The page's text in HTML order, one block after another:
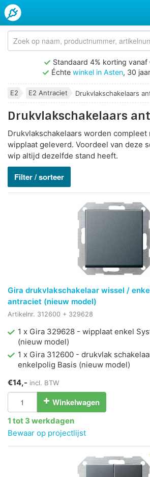
Standaard 4% korting vanaf
Échte winkel in Asten, 30
E2 E2 Antraciet Drukvlakschakelaars
Drukvlakschakelaars
Drukvlakschakelaars worden compleet
wipplaat geleverd. Voordeel van deze
wip altijd dezelfde stand heeft.
Filter / sorteer
Gira drukvlakschakelaar wissel /
antraciet (nieuw model)
Artikelnr. 312600 + 329628
1 x Gira 329628 - wipplaat enkel
(nieuw model)
1 x Gira 312600 - drukvlak
enkelpolig Basis (nieuw model)
€14,- incl. BTW
Winkelwagen
1 tot 3 werkdagen
Bewaar op projectlijst